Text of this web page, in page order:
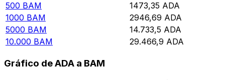
500 BAM 1473,35 ADA
1000 BAM 2946,69 ADA
5000 BAM 14.733,5 ADA
10.000 BAM 29.466,9 ADA
Gráfico de ADA a BAM